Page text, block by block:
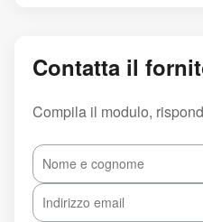
Contatta il
Compila il modulo,